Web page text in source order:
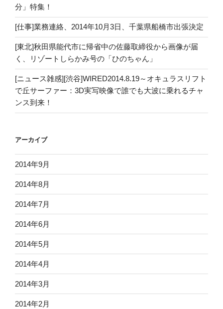
分」特集！
[仕事]業務連絡、2014年10月3日、千葉県船橋市出張決定
[東北]秋田県能代市に帰省中の佐藤取締役から画像が届
く、リゾートしらかみ号の「ひのちゃん」
[ニュース雑感][渋谷]WIRED2014.8.19～オキュラスリフト
で丘サーファー：3D実写映像で誰でも大波に乗れるチャ
ンス到来！
アーカイブ
2014年9月
2014年8月
2014年7月
2014年6月
2014年5月
2014年4月
2014年3月
2014年2月